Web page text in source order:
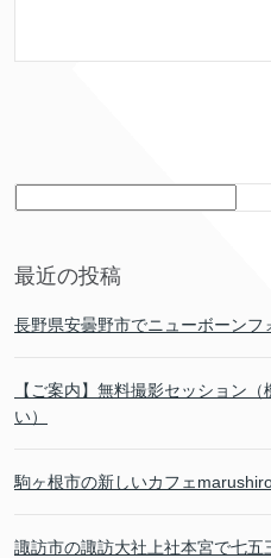
最近の投稿
長野県安曇野市でニューボーンフ
【ご案内】無料撮影セッション
い）
駒ヶ根市の新しいカフェ
諏訪市の諏訪大社上社本宮で七五